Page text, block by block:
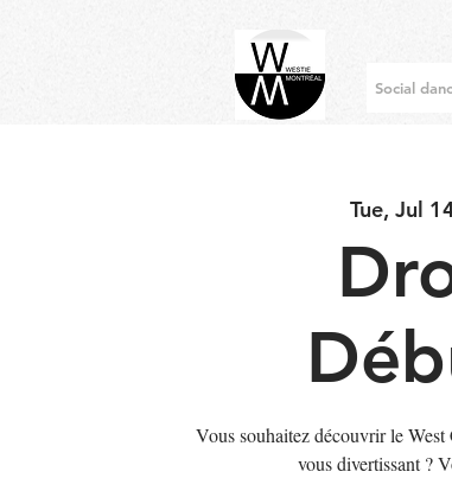
Social
Tue, Jul
Vous souhaitez découvrir le
vous divertissant ?